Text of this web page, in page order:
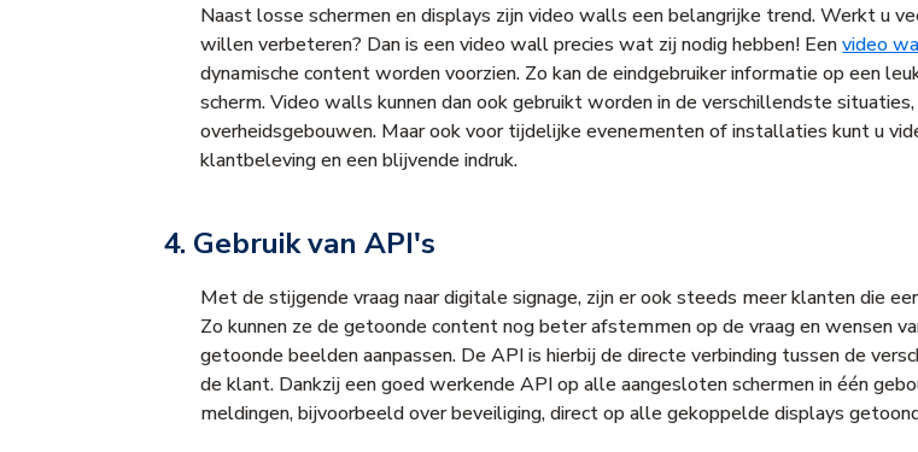
Naast losse schermen en displays zijn video walls een belangrijke trend. Werkt u
willen verbeteren? Dan is een video wall precies wat zij nodig hebben! Eenvideo
dynamische content worden voorzien. Zo kan de eindgebruiker informatie op een
scherm. Video walls kunnen dan ook gebruikt worden in de verschillendste
overheidsgebouwen. Maar ook voor tijdelijke evenementen of installaties kunt u
klantbeleving en een blijvende indruk.
4. Gebruik van API's
Met de stijgende vraag naar digitale signage, zijn er ook steeds meer klanten die
Zo kunnen ze de getoonde content nog beter afstemmen op de vraag en wensen
getoonde beelden aanpassen. De API is hierbij de directe verbinding tussen de
de klant. Dankzij een goed werkende API op alle aangesloten schermen in één
meldingen, bijvoorbeeld over beveiliging, direct op alle gekoppelde displays